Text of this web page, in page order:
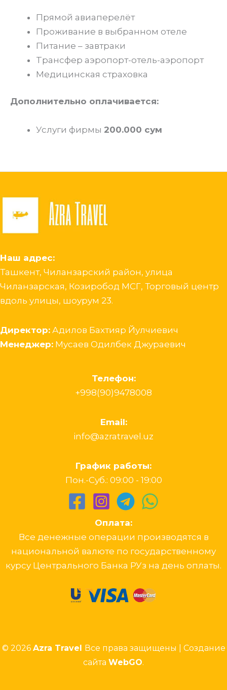
Прямой авиаперелёт
Проживание в выбранном отеле
Питание – завтраки
Tрансфер аэропорт-отель-аэропорт
Медицинская страховка
Дополнительно оплачивается:
Услуги фирмы 200.000 сум
Наш адрес:
Ташкент, Чиланзарский район, улица
Чиланзарская, Козиробод МСГ, Торговый центр
вдоль улицы, шоурум 23.
Директор: Адилов Бахтияр Йулчиевич
Менеджер: Мусаев Одилбек Джураевич
Телефон:
+998(90)9478008
Email:
info@azratravel.uz
График работы:
Пон.-Суб.: 09:00 - 19:00
Оплата:
Все денежные операции производятся в
национальной валюте по государственному
курсу Центрального Банка РУз на день оплаты.
© 2026 Azra Travel Все права защищены | Создание
сайта WebGO.